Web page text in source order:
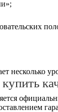
несколько
купить